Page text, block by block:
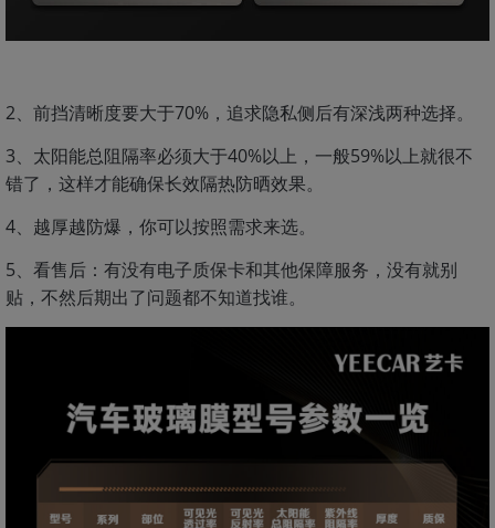
2、前挡清晰度要大于70%，追求隐私侧后有深浅两种选择。
3、太阳能总阻隔率必须大于40%以上，一般59%以上就很不
错了，这样才能确保长效隔热防晒效果。
4、越厚越防爆，你可以按照需求来选。
5、看售后：有没有电子质保卡和其他保障服务，没有就别
贴，不然后期出了问题都不知道找谁。